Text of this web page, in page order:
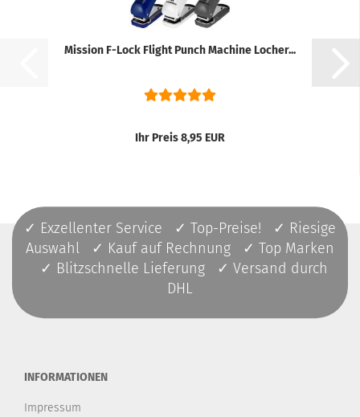
Mission F-Lock Flight Punch Machine Locher...
Ihr Preis 8,95 EUR
✓ Exzellenter Service ✓ Top-Preise! ✓ Riesige
Auswahl ✓ Kauf auf Rechnung ✓ Top Marken
✓ Blitzschnelle Lieferung ✓ Versand durch
DHL
INFORMATIONEN
Impressum